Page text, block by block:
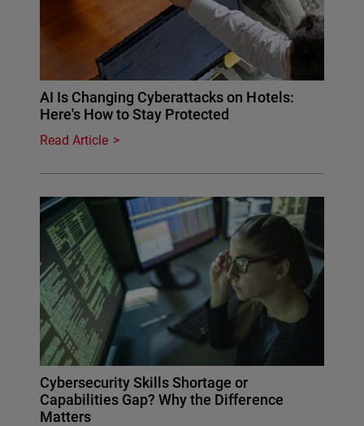
AI Is Changing Cyberattacks on Hotels:
Here's How to Stay Protected
Read Article
Cybersecurity Skills Shortage or
Capabilities Gap? Why the Difference
Matters